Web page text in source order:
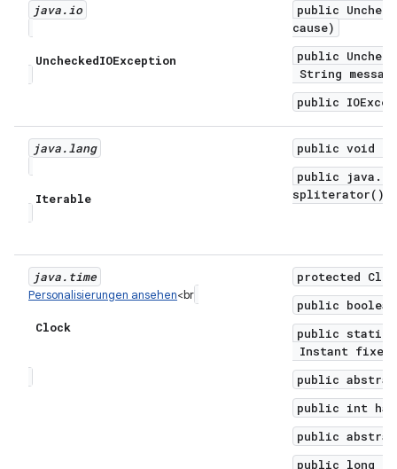
java.io
UncheckedIOException
public
cause)
public
String
public
java.lang
Iterable
public void
public
spliterator()
java. time
Personalisierungen ansehen<br
Clock
protected
public
public static
Instant
public
public int
public
public long